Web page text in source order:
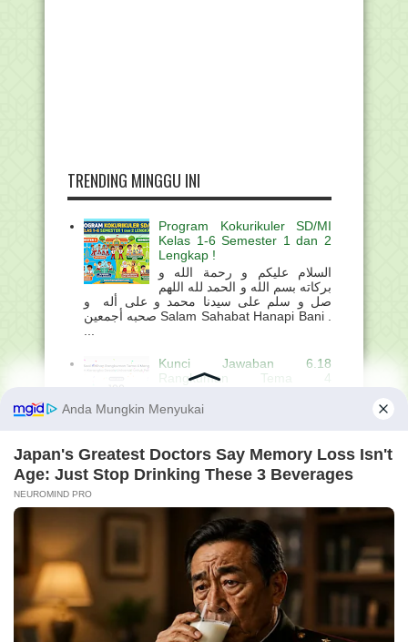
TRENDING MINGGU INI
Program Kokurikuler SD/MI
Kelas 1-6 Semester 1 dan 2
Lengkap !
السلام عليكم و رحمة الله و
بركاته بسم الله و الحمد لله اللهم
صل و سلم على سيدنا محمد و على أله و
صحبه أجمعين Salam Sahabat Hanapi Bani .
Kunci Jawaban 6.18
Rangkuman Tema 4
Strategi Pengajaran dalam
Kerangka Desain Universal
السلام عليكم و رحمة الله و بركاته بسم الله و
الحمد لله اللهم صل و سلم على سيدنا محمد و
على أله و صحبه أجمعين Salam Sahabat
Hanapi Bani ....
Struktur Kurikulum Madrasah
Ibtidaiyah (MI) Berdasarkan
KMA Nomor 1503 Tahun
2025
السلام عليكم و رحمة الله و
بركاته بسم الله و الحمد لله اللهم صل و سلم
على سيدنا محمد و على أله و صحبه أجمعين
Salam Sahabat Hanapi Bani . ...